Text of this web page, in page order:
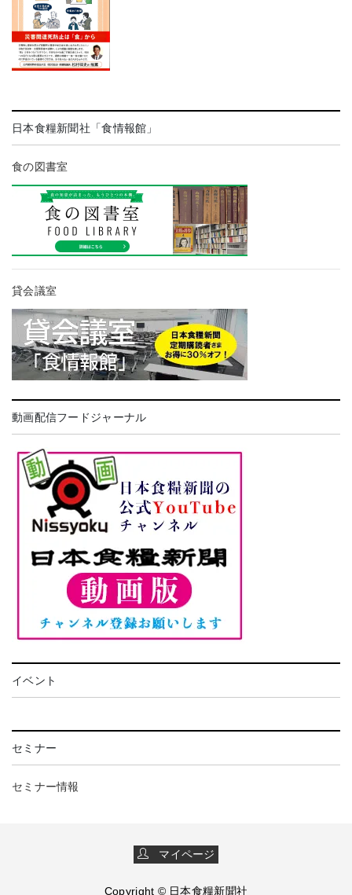
日本食糧新聞社「食情報館」
食の図書室
貸会議室
動画配信フードジャーナル
イベント
セミナー
セミナー情報
マイページ
Copyright © 日本食糧新聞社